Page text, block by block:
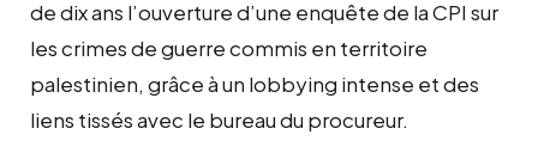
de dix ans l’ouverture d’une enquête de la CPI sur
les crimes de guerre commis en territoire
palestinien, grâce à un lobbying intense et des
liens tissés avec le bureau du procureur.